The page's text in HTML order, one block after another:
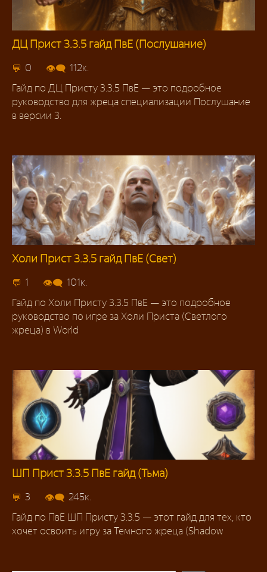
ДЦ Прист 3.3.5 гайд ПвЕ (Послушание)
0
112к.
Гайд по ДЦ Присту 3.3.5 ПвЕ — это подробное
руководство для жреца специализации Послушание
в версии 3.
Холи Прист 3.3.5 гайд ПвЕ (Свет)
1
101к.
Гайд по Холи Присту 3.3.5 ПвЕ — это подробное
руководство по игре за Холи Приста (Светлого
жреца) в World
ШП Прист 3.3.5 ПвЕ гайд (Тьма)
3
245к.
Гайд по ПвЕ ШП Присту 3.3.5 — этот гайд для тех, кто
хочет освоить игру за Темного жреца (Shadow